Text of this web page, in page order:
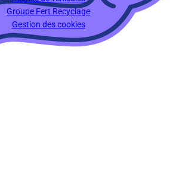
Groupe Fert Recyclage
Gestion des cookies